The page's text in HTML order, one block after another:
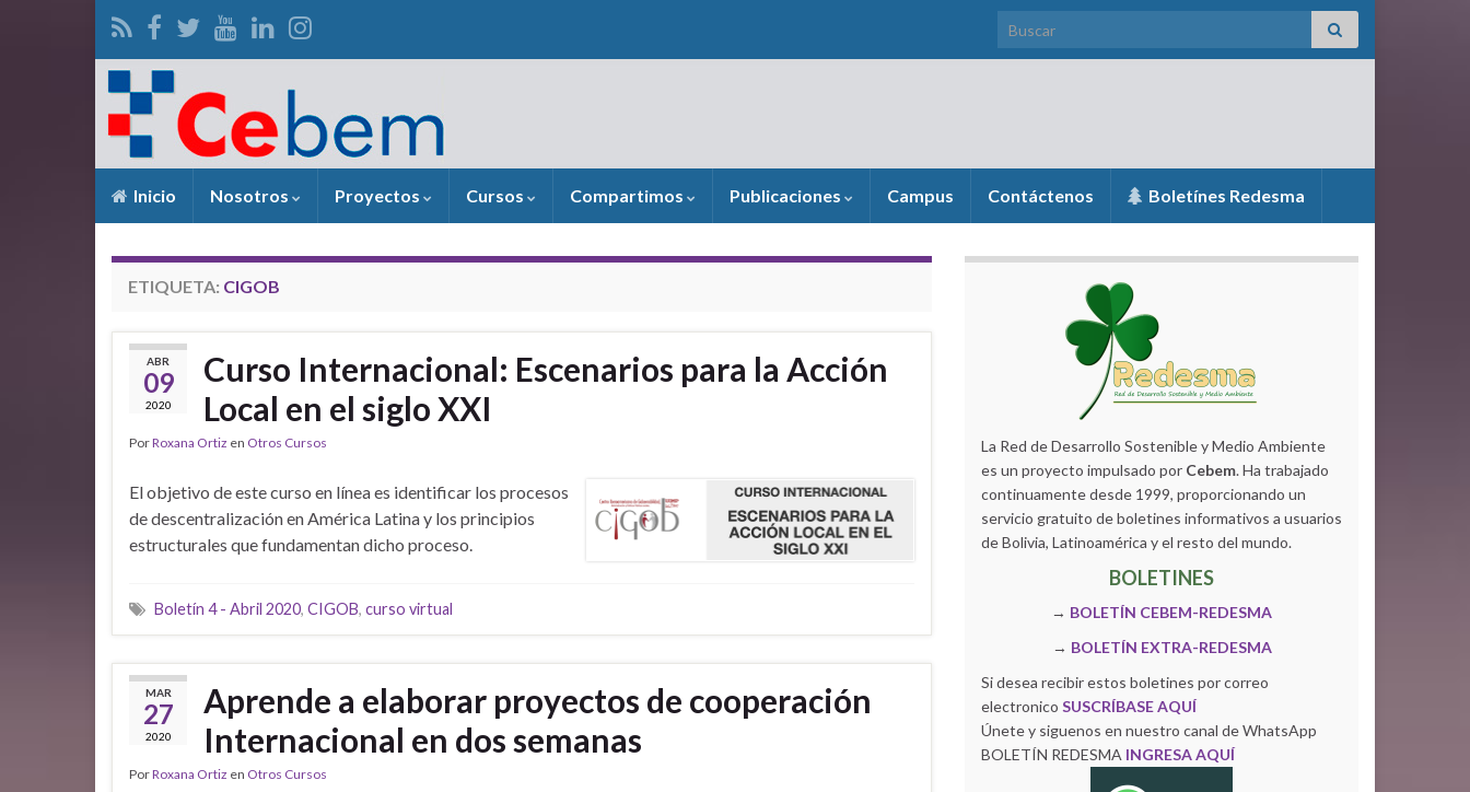
Search for:
Inicio Nosotros Proyectos Cursos Compartimos Publicaciones Campus Contáctenos Boletínes Redesma
ETIQUETA: CIGOB
ABR
09
2020
Curso Internacional: Escenarios para la Acción
Local en el siglo XXI
PorRoxana Ortiz en Otros Cursos
El objetivo de este curso en línea es identificar los procesos
de descentralización en América Latina y los principios
estructurales que fundamentan dicho proceso.
Boletín 4 - Abril 2020, CIGOB, curso virtual
MAR
27
2020
Aprende a elaborar proyectos de cooperación
Internacional en dos semanas
PorRoxana Ortiz en Otros Cursos
La Red de Desarrollo Sostenible y Medio Ambiente
es un proyecto impulsado por Cebem. Ha trabajado
continuamente desde 1999, proporcionando un
servicio gratuito de boletines informativos a usuarios
de Bolivia, Latinoamérica y el resto del mundo.
BOLETINES
→ BOLETÍN CEBEM-REDESMA
→ BOLETÍN EXTRA-REDESMA
Si desea recibir estos boletines por correo
electronico SUSCRÍBASE AQUÍ
Únete y siguenos en nuestro canal de WhatsApp
BOLETÍN REDESMA INGRESA AQUÍ